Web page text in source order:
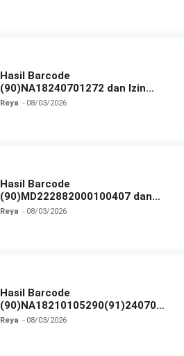
Hasil Barcode
(90)NA18240701272 dan Izin
BPOM
Reya 08/03/2026
Hasil Barcode
(90)MD222882000100407 dan
Izin BPOM
Reya 08/03/2026
Hasil Barcode
(90)NA18210105290(91)240703
dan Izin BPOM
Reya 08/03/2026